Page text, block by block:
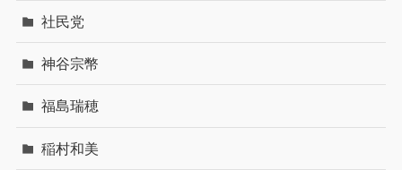
社民党
神谷宗幣
福島瑞穂
稲村和美